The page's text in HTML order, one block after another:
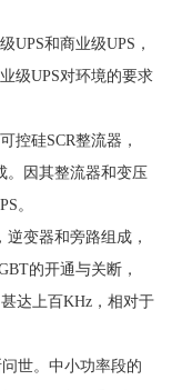
UPS和商业级UPS，
级UPS对环境的要求
控硅SCR整流器，
。因其整流器和变压
。
变器和旁路组成，
的开通与关断，
达上百KHz，相对于
世。中小功率段的